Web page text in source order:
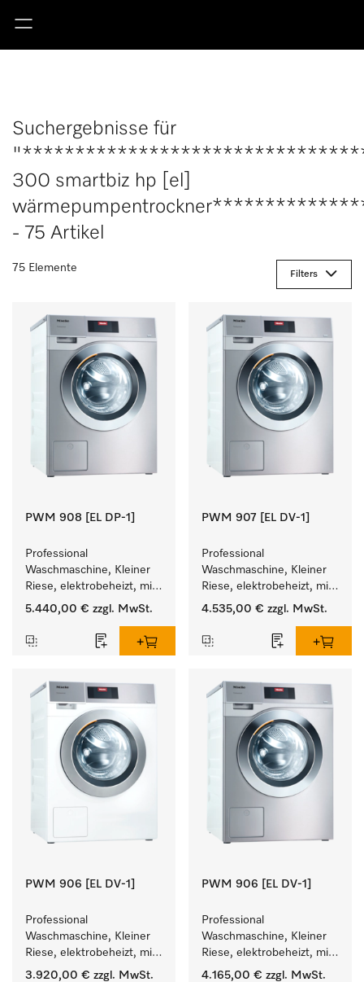
Suchergebnisse für
300 smartbiz hp [el]
- 75 Artikel
75 Elemente
Filters
PWM 908 [EL DP-1]
Professional
Waschmaschine, Kleiner
Riese, elektrobeheizt, mit
Ablaufpumpe und
Programmen.
Leistung 8 kg  in 49 min .
5.440,00 € zzgl. MwSt.
PWM 907 [EL DV-1]
Professional
Waschmaschine, Kleiner
Riese, elektrobeheizt, mit
Ablaufventil und
Programmen.
Leistung 7 kg  in 49 min .
4.535,00 € zzgl. MwSt.
PWM 906 [EL DV-1]
Professional
Waschmaschine, Kleiner
Riese, elektrobeheizt, mit
Ablaufventil und
3.920,00 € zzgl. MwSt.
PWM 906 [EL DV-1]
Professional
Waschmaschine, Kleiner
Riese, elektrobeheizt, mit
Ablaufventil und
4.165,00 € zzgl. MwSt.